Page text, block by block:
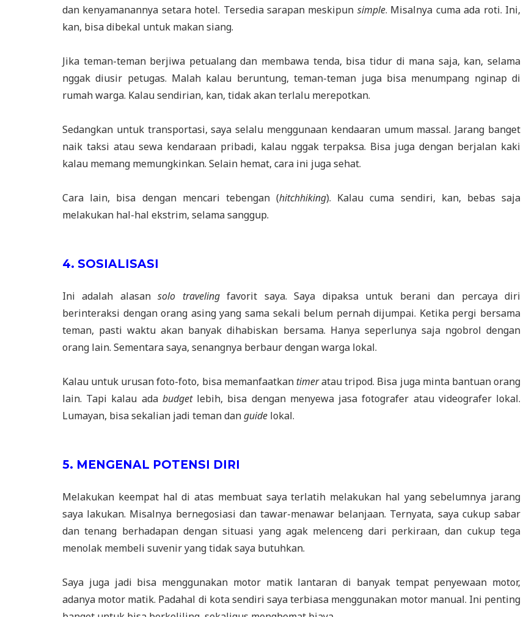
dan kenyamanannya setara hotel. Tersedia sarapan meskipun simple. Misalnya cuma ada roti. Ini,
kan, bisa dibekal untuk makan siang.
Jika teman-teman berjiwa petualang dan membawa tenda, bisa tidur di mana saja, kan, selama
nggak diusir petugas. Malah kalau beruntung, teman-teman juga bisa menumpang nginap di
rumah warga. Kalau sendirian, kan, tidak akan terlalu merepotkan.
Sedangkan untuk transportasi, saya selalu menggunaan kendaaran umum massal. Jarang banget
naik taksi atau sewa kendaraan pribadi, kalau nggak terpaksa. Bisa juga dengan berjalan kaki
kalau memang memungkinkan. Selain hemat, cara ini juga sehat.
Cara lain, bisa dengan mencari tebengan (hitchhiking). Kalau cuma sendiri, kan, bebas saja
melakukan hal-hal ekstrim, selama sanggup.
4. SOSIALISASI
Ini adalah alasansolo travelingfavorit saya. Saya dipaksa untuk berani dan percaya diri
berinteraksi dengan orang asing yang sama sekali belum pernah dijumpai. Ketika pergi bersama
teman, pasti waktu akan banyak dihabiskan bersama. Hanya seperlunya saja ngobrol dengan
orang lain. Sementara saya, senangnya berbaur dengan warga lokal.
Kalau untuk urusan foto-foto, bisa memanfaatkan timeratau tripod. Bisa juga minta bantuan orang
lain. Tapi kalau ada budget lebih, bisa dengan menyewa jasa fotografer atau videografer lokal.
Lumayan, bisa sekalian jadi teman danguide lokal.
5. MENGENAL POTENSI DIRI
Melakukan keempat hal di atas membuat saya terlatih melakukan hal yang sebelumnya jarang
saya lakukan. Misalnya bernegosiasi dan tawar-menawar belanjaan. Ternyata, saya cukup sabar
dan tenang berhadapan dengan situasi yang agak melenceng dari perkiraan, dan cukup tega
menolak membeli suvenir yang tidak saya butuhkan.
Saya juga jadi bisa menggunakan motor matik lantaran di banyak tempat penyewaan motor,
adanya motor matik. Padahal di kota sendiri saya terbiasa menggunakan motor manual. Ini penting